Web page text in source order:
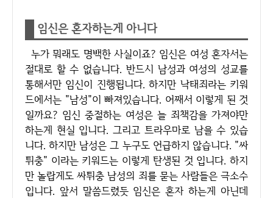
임신은 혼자하는게 아니다
누가 뭐래도 명백한 사실이죠? 임신은 여성 혼자서는
절대로 할 수 없습니다. 반드시 남성과 여성의 성교를
통해서만 임신이 진행됩니다. 하지만 낙태죄라는 키워
드에서는 "남성"이 빠져있습니다. 어째서 이렇게 된 것
일까요? 임신 중절하는 여성은 늘 죄책감을 가져야만
하는게 현실 입니다. 그리고 트라우마로 남을 수 있습
니다. 하지만 남성은 그 누구도 언급하지 않습니다. "싸
튀충" 이라는 키워드는 이렇게 탄생된 것 입니다. 하지
만 놀랍게도 싸튀충 남성의 죄를 묻는 사람들은 극소수
입니다. 앞서 말씀드렸듯 임신은 혼자 하는게 아닌데